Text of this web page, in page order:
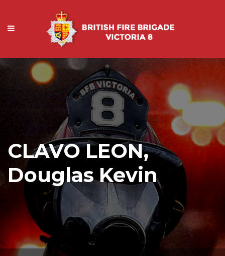
CLAVO LEON,
Douglas Kevin